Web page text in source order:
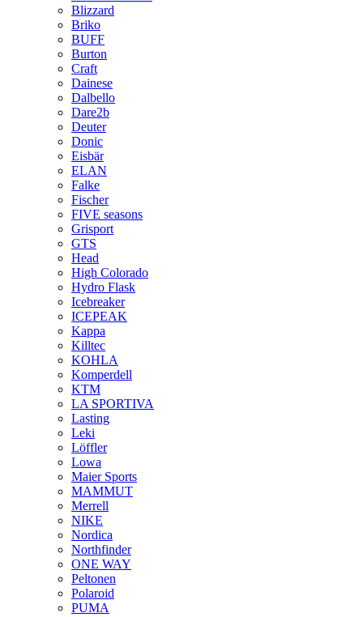
Blizzard
Briko
BUFF
Burton
Craft
Dainese
Dalbello
Dare2b
Deuter
Donic
Eisbär
ELAN
Falke
Fischer
FIVE seasons
Grisport
GTS
Head
High Colorado
Hydro Flask
Icebreaker
ICEPEAK
Kappa
Killtec
KOHLA
Komperdell
KTM
LA SPORTIVA
Lasting
Leki
Löffler
Lowa
Maier Sports
MAMMUT
Merrell
NIKE
Nordica
Northfinder
ONE WAY
Peltonen
Polaroid
PUMA